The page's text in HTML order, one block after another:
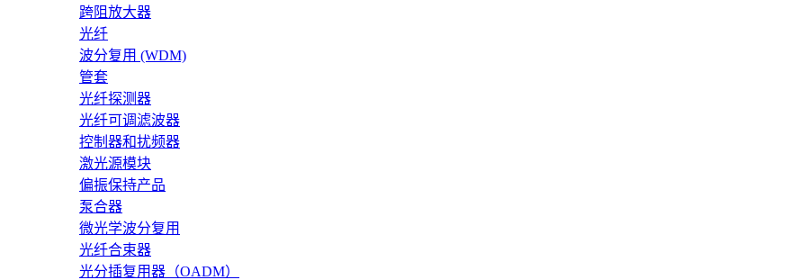
跨阻放大器
光纤
波分复用 (WDM)
管套
光纤探测器
光纤可调滤波器
控制器和扰频器
激光源模块
偏振保持产品
泵合器
微光学波分复用
光纤合束器
光分插复用器（OADM）